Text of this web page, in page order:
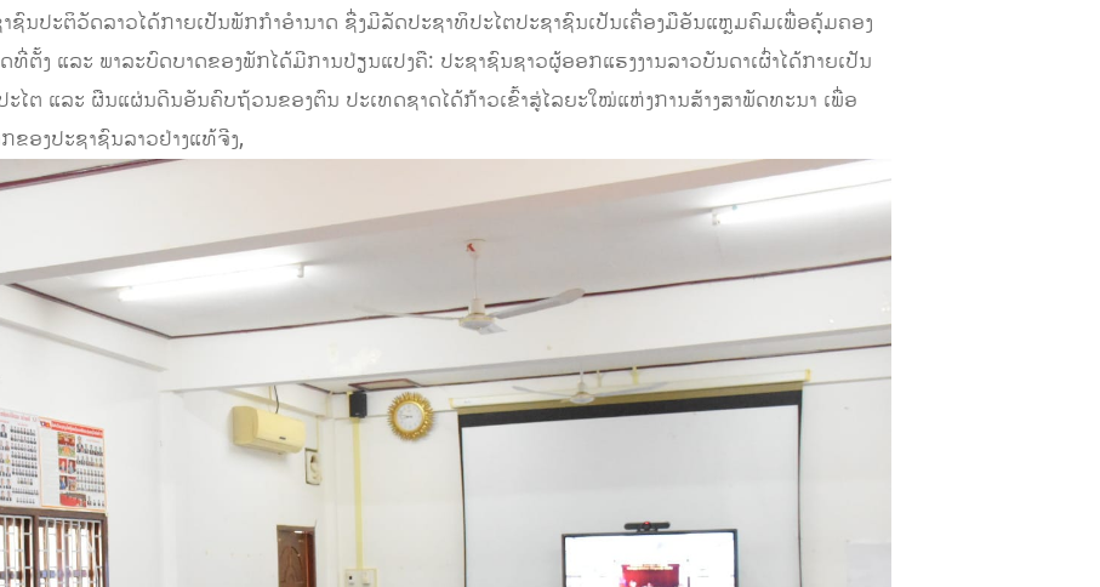
ຊົນປະຕິວັດລາວໄດ້ກາຍເປັນພັກກຳອຳນາດ ຊື່ງມີລັດປະຊາທິປະໄຕປະຊາຊົນເປັນເຄື່ອງມືອັນແຫຼມຄົມເພື່ອຄຸ້ມຄອງ
ທີ່ຕັ້ງ ແລະ ພາລະບົດບາດຂອງພັກໄດ້ມີການປ່ຽນແປງຄື: ປະຊາຊົນຊາວຜູ້ອອກແຮງງານລາວບັນດາເຜົ່າໄດ້ກາຍເປັນ
ໄຕ ແລະ ຜືນແຜ່ນດີນອັນຄົບຖ້ວນຂອງຕົນ ປະເທດຊາດໄດ້ກ້າວເຂົ້າສູ່ໄລຍະໃໝ່ແຫ່ງການສ້າງສາພັດທະນາ ເພື່ອ
ອງປະຊາຊົນລາວຢ່າງແທ້ຈີງ,